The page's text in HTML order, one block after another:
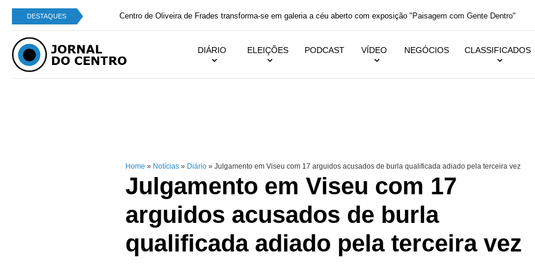
DESTAQUES Centro de Oliveira de Frades transforma-se em galeria a céu aberto com exposição "Paisagem com Gente Dentro"
DIÁRIO ELEIÇÕES PODCAST VÍDEO NEGÓCIOS CLASSIFICADOS
Home » Notícias » Diário » Julgamento em Viseu com 17 arguidos acusados de burla qualificada adiado pela terceira vez
Julgamento em Viseu com 17
arguidos acusados de burla
qualificada adiado pela terceira vez